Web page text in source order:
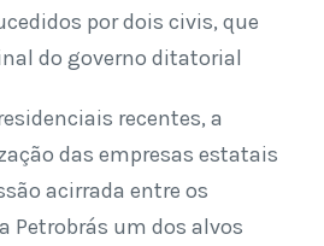
por dois civis, que
do governo ditatorial
recentes, a
das empresas estatais
acirrada entre os
Petrobrás um dos alvos